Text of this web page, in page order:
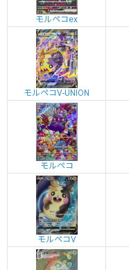
モルペコex
モルペコV-UNION
モルペコ
モルペコV